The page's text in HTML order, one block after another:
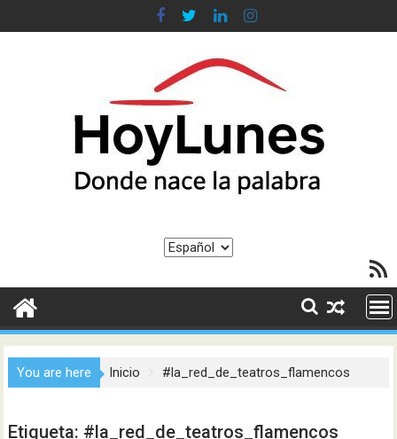
al
Elegir
idioma
Feed
You are here Inicio #la_red_de_teatros_flamencos
Etiqueta: #la_red_de_teatros_flamencos